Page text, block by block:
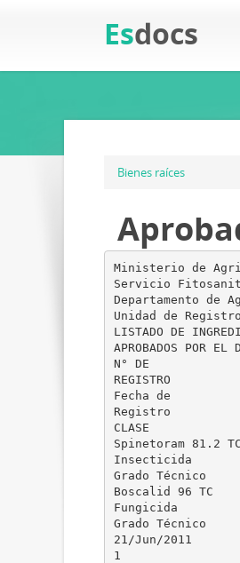
Esdocs
Bienes raíces
Ministerio de
Servicio
Departamento de
Unidad de
LISTADO DE
APROBADOS POR
N° DE
REGISTRO
Fecha de
Registro
CLASE
Spinetoram 81.2 TC
Insecticida
Grado Técnico
Boscalid 96 TC
Fungicida
Grado Técnico
21/Jun/2011
1